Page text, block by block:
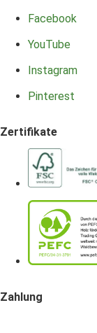
Facebook
YouTube
Instagram
Pinterest
Zertifikate
Zahlung